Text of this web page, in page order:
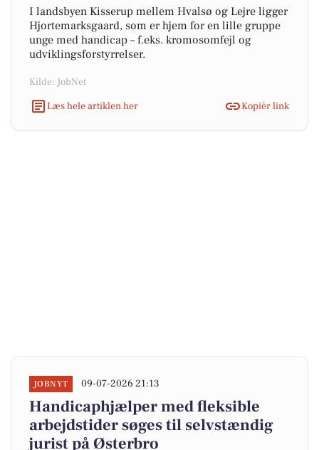
I landsbyen Kisserup mellem Hvalsø og Lejre ligger
Hjortemarksgaard, som er hjem for en lille gruppe
unge med handicap – f.eks. kromosomfejl og
udviklingsforstyrrelser.
Kilde: JobNet
Læs hele artiklen her
Kopiér link
JOBNYT 09-07-2026 21:13
Handicaphjælper med fleksible
arbejdstider søges til selvstændig
jurist på Østerbro